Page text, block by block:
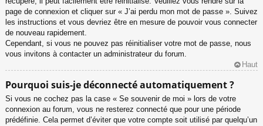
page de connexion et cliquer sur « J’ai perdu mon mot de passe ». Suivez
les instructions et vous devriez être en mesure de pouvoir vous connecter
de nouveau rapidement.
Cependant, si vous ne pouvez pas réinitialiser votre mot de passe, nous
vous invitons à contacter un administrateur du forum.
Haut
Pourquoi suis-je déconnecté automatiquement ?
Si vous ne cochez pas la case « Se souvenir de moi » lors de votre
connexion au forum, vous ne resterez connecté que pour une période
prédéfinie. Cela permet d’éviter que votre compte soit utilisé par quelqu’un